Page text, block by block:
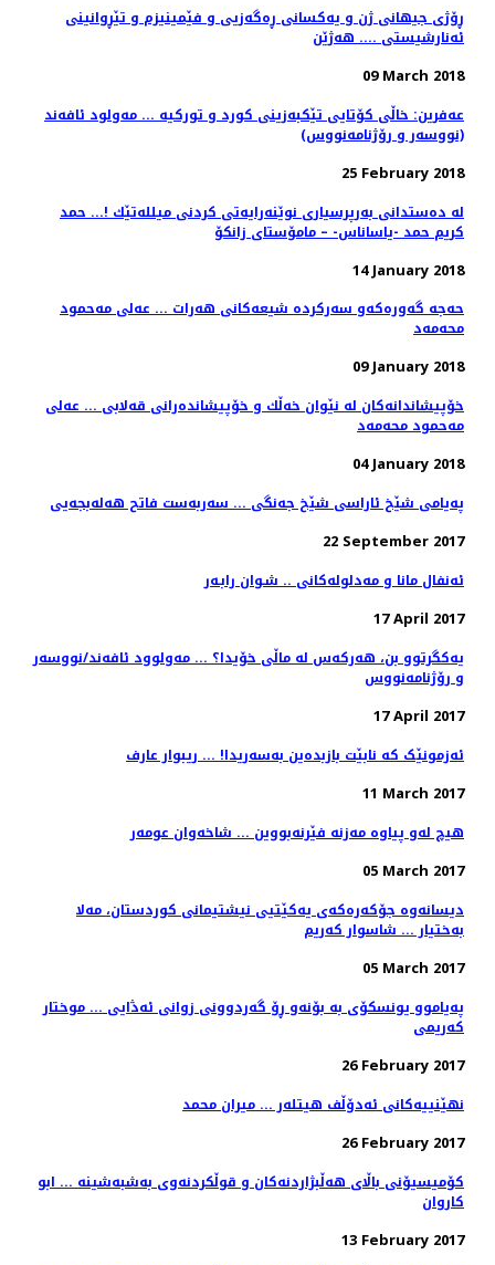
ڕۆژی جیھانی ژن و یەکسانی ڕەگەزیی و فێمینیزم و تێڕوانینی
ئەنارشیستی .... ھەژێن
09 March 2018
عەفرین: خاڵی کۆتایی تێکبەزینی کورد و تورکیە ... مەولود ئافەند
(نووسەر و رۆژنامەنووس)
25 February 2018
له‌ ده‌ستدانی به‌رپرسیاری نوێنه‌رایه‌تی كردنی میلله‌تێك !... حمد
كریم حمد -یاساناس- – مامۆستای زانكۆ
14 January 2018
حەجە گەورەكەو سەركردە شیعەكانی هەرات ... عەلی مەحمود
محەمەد
09 January 2018
خۆپیشاندانەكان لە نێوان خەڵك و خۆپیشاندەرانی قەلابی ... عەلی
مەحمود محەمەد
04 January 2018
پەیامی شێخ ئاراسی شێخ جەنگی ... سەربەست فاتح هەلەبجەیی
22 September 2017
ئه‌نفال مانا و مه‌دلوله‌كانی .. شـوان رابـه‌ر
17 April 2017
یەکگرتوو بن، هەرکەس لە ماڵی خۆیدا؟ ... مەولوود ئافەند/نووسەر
و رۆژنامەنووس
17 April 2017
ئەزمونێک کە نابێت بازبدەین بەسەریدا! ... ریبوار عارف
11 March 2017
هیچ له‌و پیاوه‌ مه‌زنه‌ فێرنه‌بووین ... شاخه‌وان عومه‌ر
05 March 2017
دیسانەوە جۆکەرەکەی یەکێتیی نیشتیمانی کوردستان، مەلا
بەختیار ... شاسوار کەریم
05 March 2017
پەیاموو یونسکۆی بە بۆنەو ڕۆ گەردوونی زوانی ئه‌ڎایی ... موختار
کەریمی
26 February 2017
نهێنییەکانی ئەدۆڵف هیتلەر ... میران محمد
26 February 2017
کۆمیسیۆنی باڵای ھەڵبژاردنەکان و قوڵکردنەوی بەشبەشینە ... ابو
کاروان
13 February 2017